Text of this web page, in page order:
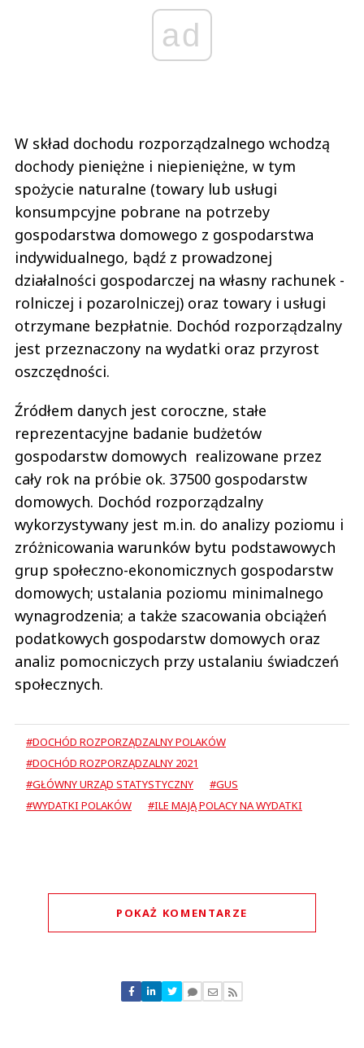
ad
W skład dochodu rozporządzalnego wchodzą
dochody pieniężne i niepieniężne, w tym
spożycie naturalne (towary lub usługi
konsumpcyjne pobrane na potrzeby
gospodarstwa domowego z gospodarstwa
indywidualnego, bądź z prowadzonej
działalności gospodarczej na własny rachunek -
rolniczej i pozarolniczej) oraz towary i usługi
otrzymane bezpłatnie. Dochód rozporządzalny
jest przeznaczony na wydatki oraz przyrost
oszczędności.
Źródłem danych jest coroczne, stałe
reprezentacyjne badanie budżetów
gospodarstw domowych realizowane przez
cały rok na próbie ok. 37500 gospodarstw
domowych. Dochód rozporządzalny
wykorzystywany jest m.in. do analizy poziomu i
zróżnicowania warunków bytu podstawowych
grup społeczno-ekonomicznych gospodarstw
domowych; ustalania poziomu minimalnego
wynagrodzenia; a także szacowania obciążeń
podatkowych gospodarstw domowych oraz
analiz pomocniczych przy ustalaniu świadczeń
społecznych.
#DOCHÓD ROZPORZĄDZALNY POLAKÓW
#DOCHÓD ROZPORZĄDZALNY 2021
#GŁÓWNY URZĄD STATYSTYCZNY
#GUS
#WYDATKI POLAKÓW
#ILE MAJĄ POLACY NA WYDATKI
POKAŻ KOMENTARZE